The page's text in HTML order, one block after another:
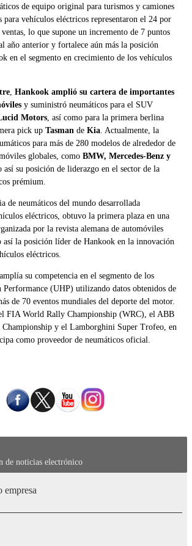
de equipo original para turismos y camiones
para vehículos eléctricos representaron el 24 por
lo que supone un incremento de 7 puntos
año anterior y fortalece aún más la posición
en el segmento en crecimiento de los vehículos
, Hankook amplió su cartera de importantes
y suministró neumáticos para el SUV
Motors, así como para la primera berlina
pick up Tasman de Kia. Actualmente, la
para más de 280 modelos de alrededor de
globales, como BMW, Mercedes-Benz y
así su posición de liderazgo en el sector de la
prémium.
de neumáticos del mundo desarrollada
eléctricos, obtuvo la primera plaza en una
por la revista alemana de automóviles
la posición líder de Hankook en la innovación
eléctricos.
amplía su competencia en el segmento de los
(UHP) utilizando datos obtenidos de
de 70 eventos mundiales del deporte del motor.
FIA World Rally Championship (WRC), el ABB
y el Lamborghini Super Trofeo, en
como proveedor de neumáticos oficial.
de noticias electrónico
empresa